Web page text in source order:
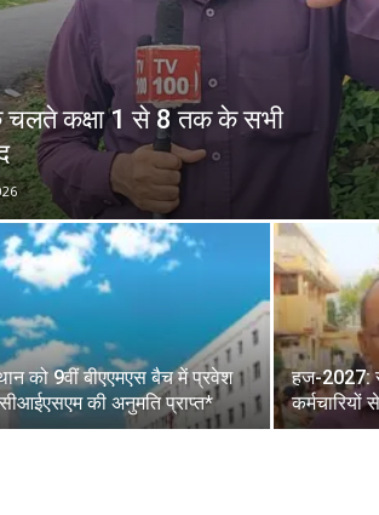
चलते कक्षा 1 से 8 तक के सभी
को 9वीं बीएएमएस बैच में प्रवेश
की अनुमति प्राप्त*
हज-2027: